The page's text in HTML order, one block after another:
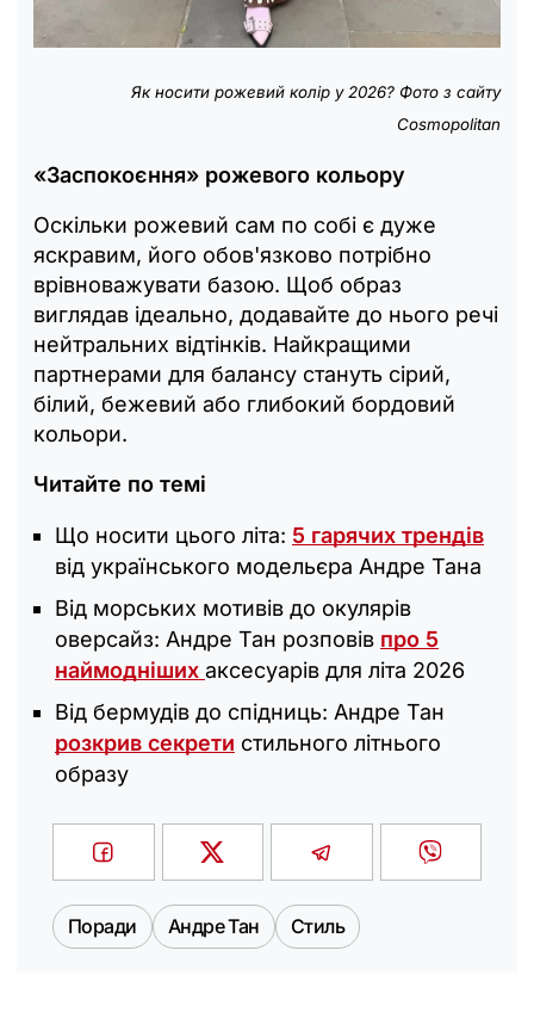
Як носити рожевий колір у 2026? Фото з сайту
Cosmopolitan
«Заспокоєння» рожевого кольору
Оскільки рожевий сам по собі є дуже
яскравим, його обов'язково потрібно
врівноважувати базою. Щоб образ
виглядав ідеально, додавайте до нього речі
нейтральних відтінків. Найкращими
партнерами для балансу стануть сірий,
білий, бежевий або глибокий бордовий
кольори.
Читайте по темі
Що носити цього літа: 5 гарячих трендів
від українського модельєра Андре Тана
Від морських мотивів до окулярів
оверсайз: Андре Тан розповів про 5
наймодніших аксесуарів для літа 2026
Від бермудів до спідниць: Андре Тан
розкрив секрети стильного літнього
образу
Поради Андре Тан Стиль